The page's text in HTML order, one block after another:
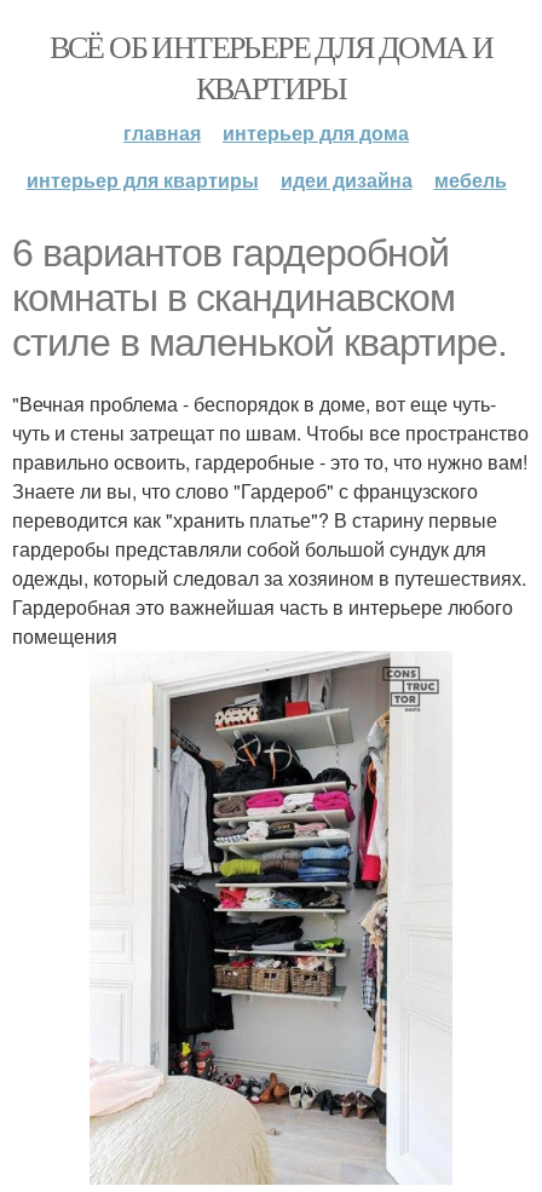
ВСЁ ОБ ИНТЕРЬЕРЕ ДЛЯ ДОМА И
КВАРТИРЫ
главная
интерьер для дома
интерьер для квартиры
идеи дизайна мебель
6 вариантов гардеробной
комнаты в скандинавском
стиле в маленькой квартире.
"Вечная проблема - беспорядок в доме, вот еще чуть-
чуть и стены затрещат по швам. Чтобы все пространство
правильно освоить, гардеробные - это то, что нужно вам!
Знаете ли вы, что слово "Гардероб" с французского
переводится как "хранить платье"? В старину первые
гардеробы представляли собой большой сундук для
одежды, который следовал за хозяином в путешествиях.
Гардеробная это важнейшая часть в интерьере любого
помещения